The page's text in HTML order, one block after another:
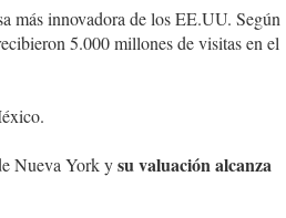
más innovadora de los EE.UU. Según
5.000 millones de visitas en el
Nueva York ysu valuación alcanza